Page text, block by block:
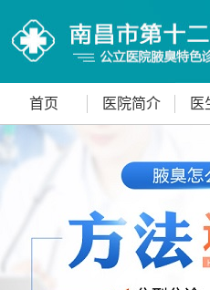
首页 医院简介 医